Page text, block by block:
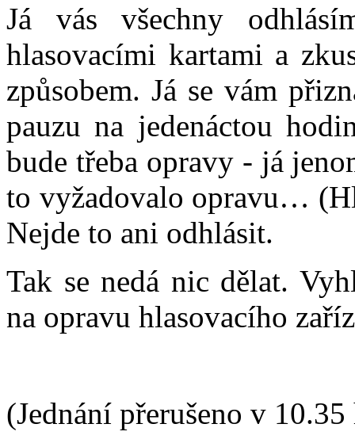
Já vás všechny
hlasovacími kartami a
způsobem. Já se vám
pauzu na jedenáctou
bude třeba opravy - já
to vyžadovalo opravu…
Nejde to ani odhlásit.
Tak se nedá nic dělat.
na opravu hlasovacího
(Jednání přerušeno v